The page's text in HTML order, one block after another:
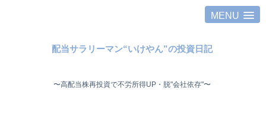
MENU
配当サラリーマン“いけやん”の投資日記 ​
〜高配当株再投資で不労所得UP・脱"会社依存"〜 ​